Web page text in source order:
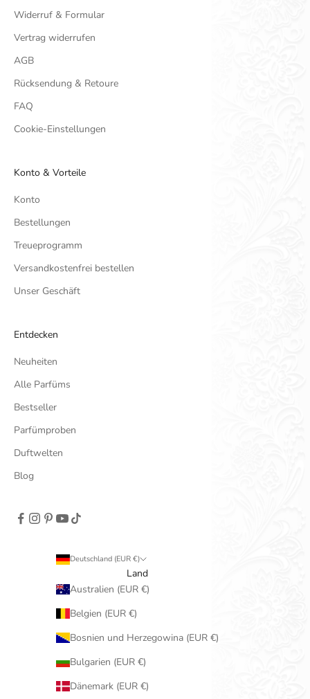
Widerruf & Formular
Vertrag widerrufen
AGB
Rücksendung & Retoure
FAQ
Cookie-Einstellungen
Konto & Vorteile
Konto
Bestellungen
Treueprogramm
Versandkostenfrei bestellen
Unser Geschäft
Entdecken
Neuheiten
Alle Parfüms
Bestseller
Parfümproben
Duftwelten
Blog
Deutschland (EUR €)
Land
Australien (EUR €)
Belgien (EUR €)
Bosnien und Herzegowina (EUR €)
Bulgarien (EUR €)
Dänemark (EUR €)